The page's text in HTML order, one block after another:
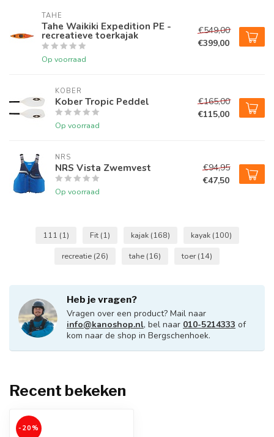
TAHE
Tahe Waikiki Expedition PE -
recreatieve toerkajak
Op voorraad
€549,00
€399,00
KOBER
Kober Tropic Peddel
Op voorraad
€165,00
€115,00
NRS
NRS Vista Zwemvest
Op voorraad
€94,95
€47,50
111 (1) Fit (1) kajak (168) kayak (100)
recreatie (26) tahe (16) toer(14)
Heb je vragen?
Vragen over een product? Mail naar
info@kanoshop.nl, bel naar 010-5214333 of
kom naar de shop in Bergschenhoek.
Recent bekeken
-20%